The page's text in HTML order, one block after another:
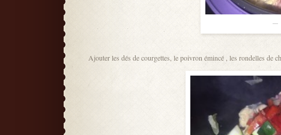
Ajouter les dés de courgettes, le poivron émincé , les rondelles de